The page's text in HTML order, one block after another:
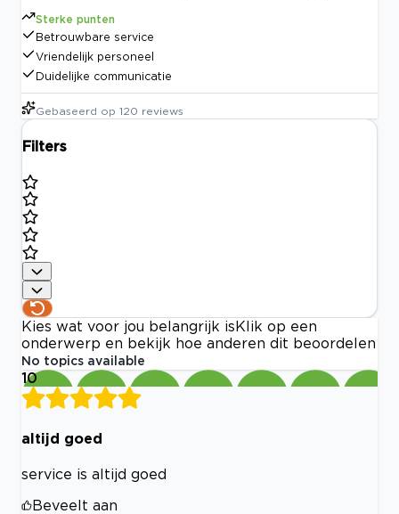
Sterke punten
Betrouwbare service
Vriendelijk personeel
Duidelijke communicatie
Gebaseerd op 120 reviews
Filters
Kies wat voor jou belangrijk is Klik op een
onderwerp en bekijk hoe anderen dit beoordelen
No topics available
10
altijd goed
service is altijd goed
Beveelt aan